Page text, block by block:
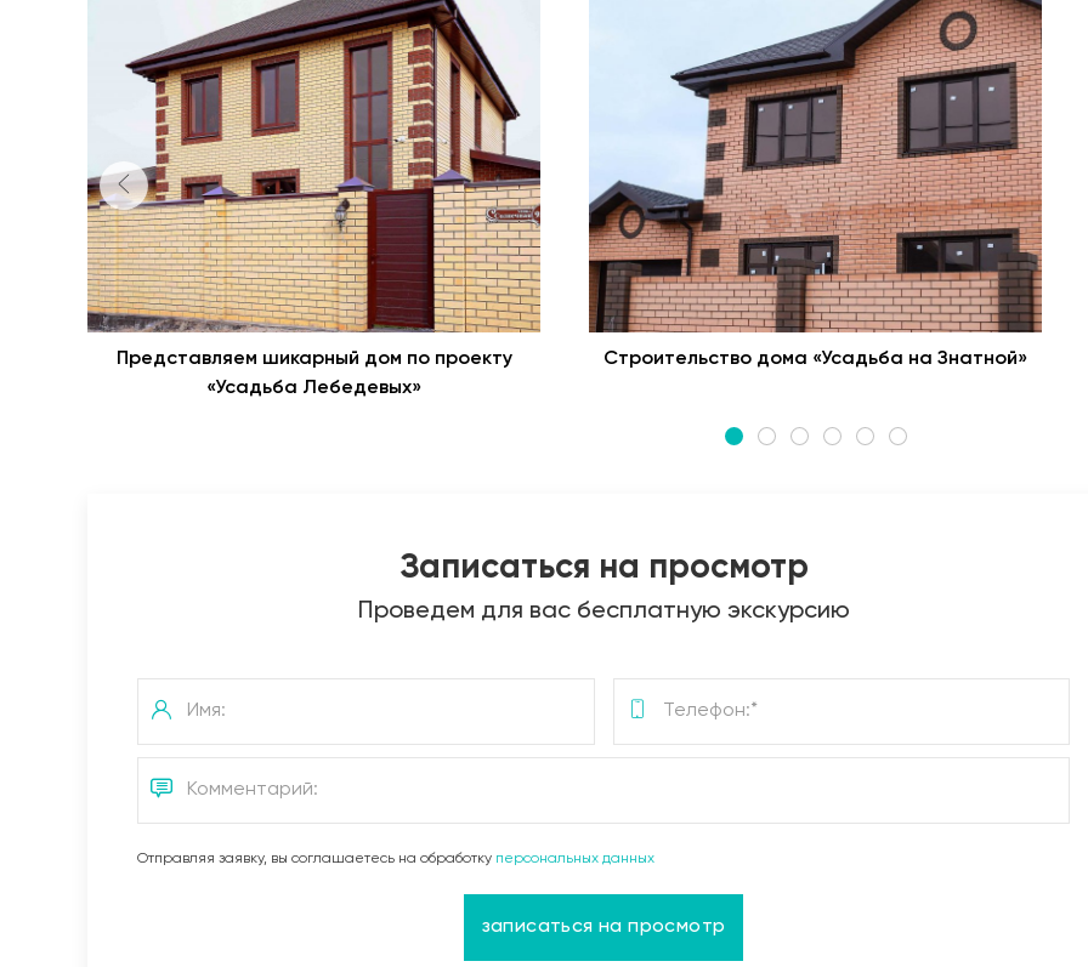
Представляем шикарный дом по проекту
«Усадьба Лебедевых»
Строительство дома «Усадьба на Знатной»
Записаться на просмотр
Проведем для вас бесплатную экскурсию
Отправляя заявку, вы соглашаетесь на обработку персональных данных
записаться на просмотр